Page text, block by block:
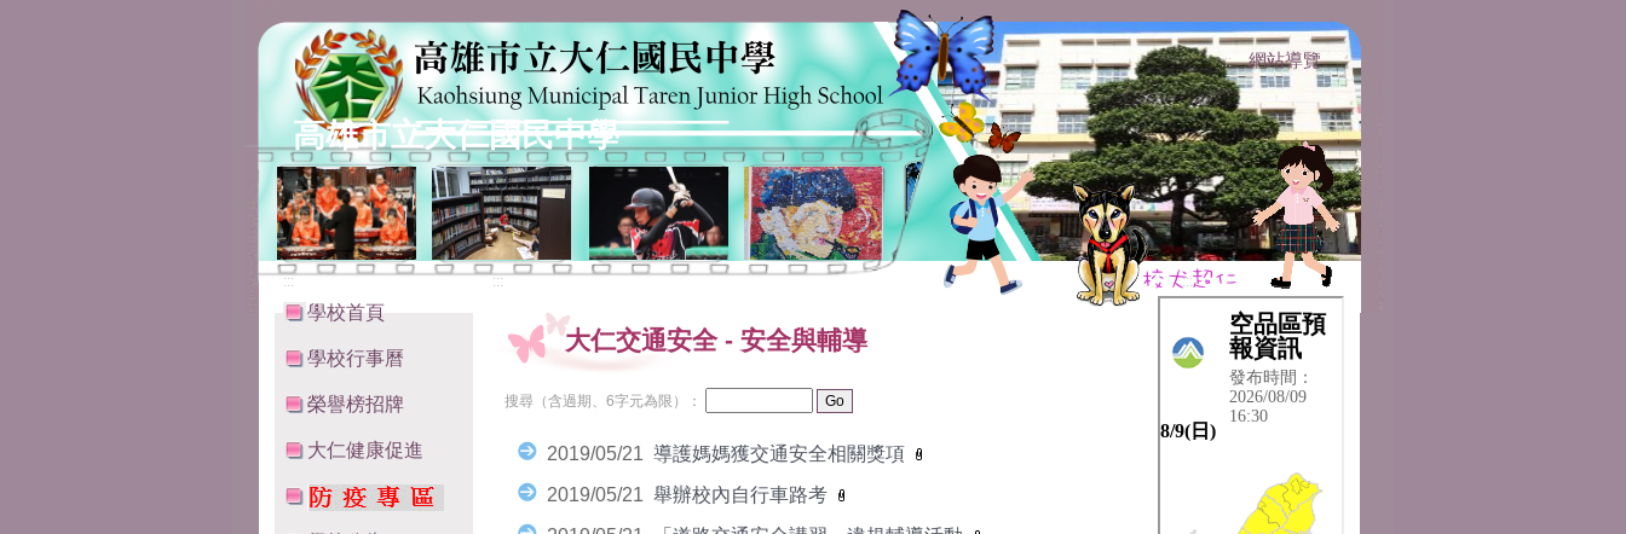
::: 網站導覽
高雄市立大仁國民中學
:::
學校首頁
學校行事曆
榮譽榜招牌
大仁健康促進
:::
大仁交通安全- 安全與輔導
搜尋（含過期、6字元為限）：
2019/05/21 導護媽媽獲交通安全相關獎項
2019/05/21 舉辦校內自行車路考
:::